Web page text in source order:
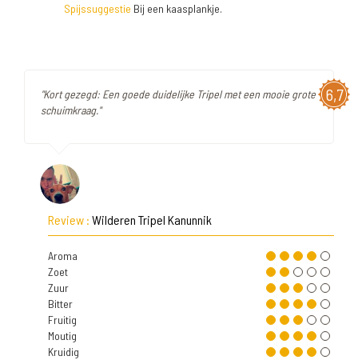
Spijssuggestie Bij een kaasplankje.
6,7
"Kort gezegd: Een goede duidelijke Tripel met een mooie grote
schuimkraag."
Review : Wilderen Tripel Kanunnik
Aroma
Zoet
Zuur
Bitter
Fruitig
Moutig
Kruidig